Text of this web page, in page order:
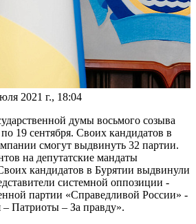
2021 г., 18:04
думы восьмого созыва
19 сентября. Своих кандидатов в
смогут выдвинуть 32 партии.
на депутатские мандаты
кандидатов в Бурятии выдвинули
системной оппозиции -
партии «Справедливой России» -
– Патриоты – За правду».